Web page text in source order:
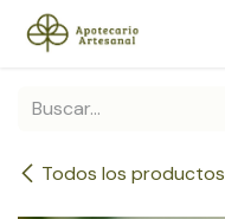
Ir al contenido
Todos los productos